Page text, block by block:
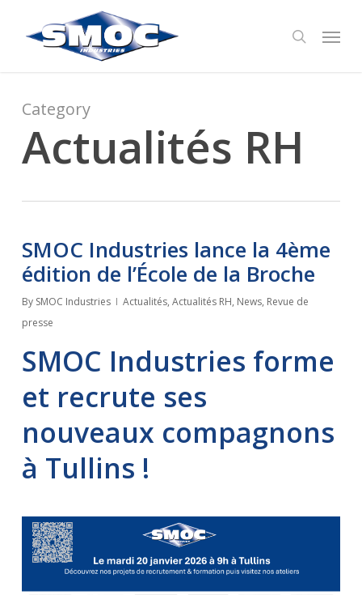
search
Menu
Category
Actualités RH
SMOC Industries lance la 4ème
édition de l’École de la Broche
By SMOC Industries Actualités, Actualités RH, News, Revue de
presse
SMOC Industries forme
et recrute ses
nouveaux compagnons
à Tullins !